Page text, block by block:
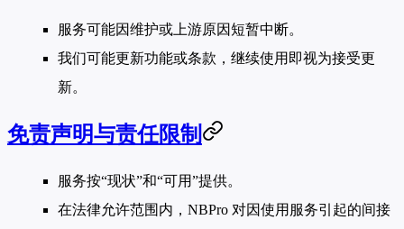
服务可能因维护或上游原因短暂中断。
我们可能更新功能或条款，继续使用即视为接受更
新。
免责声明与责任限制
服务按“现状”和“可用”提供。
在法律允许范围内，NBPro 对因使用服务引起的间接